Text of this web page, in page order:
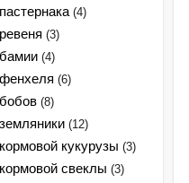
(4)
(3)
(4)
(6)
(8)
(12)
кукурузы (3)
свеклы (3)